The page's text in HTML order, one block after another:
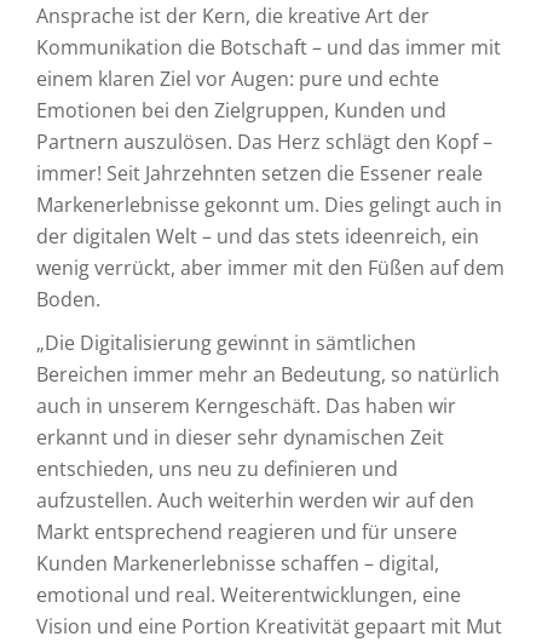
Ansprache ist der Kern, die kreative Art der
Kommunikation die Botschaft – und das immer mit
einem klaren Ziel vor Augen: pure und echte
Emotionen bei den Zielgruppen, Kunden und
Partnern auszulösen. Das Herz schlägt den Kopf –
immer! Seit Jahrzehnten setzen die Essener reale
Markenerlebnisse gekonnt um. Dies gelingt auch in
der digitalen Welt – und das stets ideenreich, ein
wenig verrückt, aber immer mit den Füßen auf dem
Boden.
„Die Digitalisierung gewinnt in sämtlichen
Bereichen immer mehr an Bedeutung, so natürlich
auch in unserem Kerngeschäft. Das haben wir
erkannt und in dieser sehr dynamischen Zeit
entschieden, uns neu zu definieren und
aufzustellen. Auch weiterhin werden wir auf den
Markt entsprechend reagieren und für unsere
Kunden Markenerlebnisse schaffen – digital,
emotional und real. Weiterentwicklungen, eine
Vision und eine Portion Kreativität gepaart mit Mut